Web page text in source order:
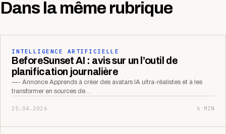
Dans la même rubrique
INTELLIGENCE ARTIFICIELLE
BeforeSunset AI : avis sur un l’outil de
planification journalière
—- Annonce Apprends à créer des avatars IA ultra-réalistes et à les
transformer en sources de…
25.04.2026 6 MIN